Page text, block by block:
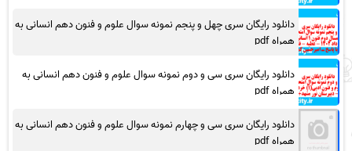
دانلود رایگان سری چهل و پنجم نمونه سوال علوم و فنون دهم انسانی به
همراه pdf
دانلود رایگان سری سی و دوم نمونه سوال علوم و فنون دهم انسانی به
همراه pdf
دانلود رایگان سری سی و چهارم نمونه سوال علوم و فنون دهم انسانی به
همراه pdf